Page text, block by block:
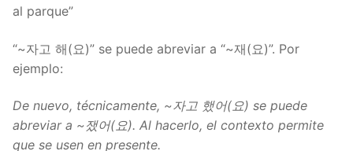
al parque”
“~자고 해(요)” se puede abreviar a “~재(요)”. Por
ejemplo:
De nuevo, técnicamente, ~자고 했어(요) se puede
abreviar a ~쟀어(요). Al hacerlo, el contexto permite
que se usen en presente.